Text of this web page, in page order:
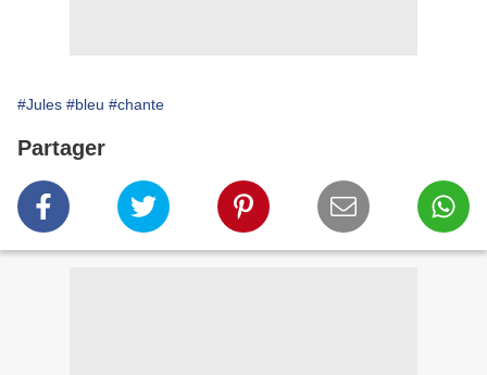
#Jules #bleu #chante
Partager